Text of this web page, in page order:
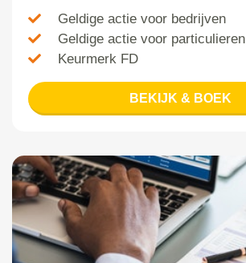
Geldige actie voor bedrijven
Geldige actie voor particulieren
Keurmerk FD
BEKIJK & BOEK